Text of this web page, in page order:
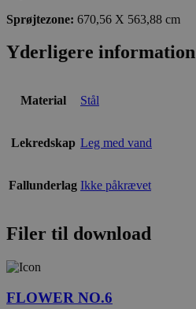
Sprøjtezone: 670,56 X 563,88 cm
Yderligere information
Material Stål
Lekredskap Leg med vand
Fallunderlag Ikke påkrævet
Filer til download
FLOWER NO.6